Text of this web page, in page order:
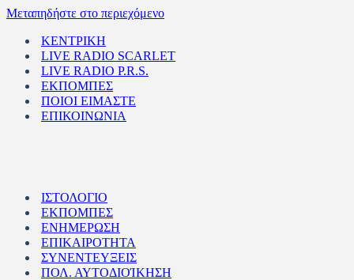
Μεταπηδήστε στο περιεχόμενο
ΚΕΝΤΡΙΚΗ
LIVE RADIO SCARLET
LIVE RADIO P.R.S.
ΕΚΠΟΜΠΕΣ
ΠΟΙΟΙ ΕΙΜΑΣΤΕ
ΕΠΙΚΟΙΝΩΝΙΑ
ΙΣΤΟΛΟΓΙΟ
ΕΚΠΟΜΠΕΣ
ΕΝΗΜΕΡΩΣΗ
ΕΠΙΚΑΙΡΟΤΗΤΑ
ΣΥΝΕΝΤΕΥΞΕΙΣ
ΠΟΛ. ΑΥΤΟΔΙΟΊΚΗΣΗ